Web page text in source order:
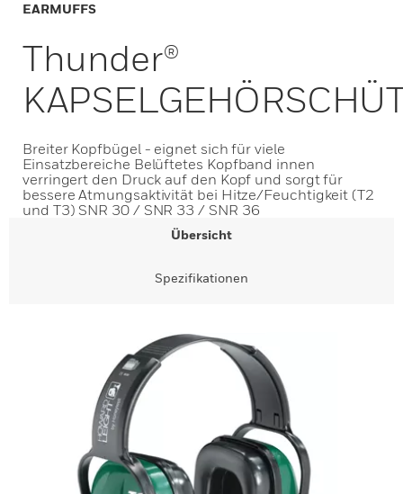
EARMUFFS
Thunder®
Breiter Kopfbügel - eignet sich für viele
Einsatzbereiche Belüftetes Kopfband innen
verringert den Druck auf den Kopf und sorgt für
bessere Atmungsaktivität bei Hitze/Feuchtigkeit (T2
und T3) SNR 30 / SNR 33 / SNR 36
Übersicht
Spezifikationen